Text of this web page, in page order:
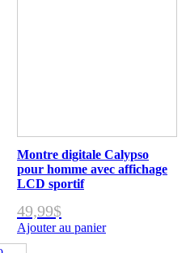
Montre digitale Calypso
pour homme avec affichage
LCD sportif
49,99$
Ajouter au panier